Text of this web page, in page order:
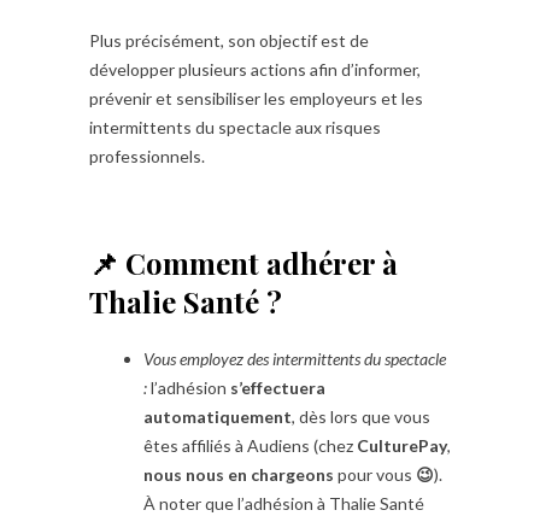
Plus précisément, son objectif est de
développer plusieurs actions afin d’informer,
prévenir et sensibiliser les employeurs et les
intermittents du spectacle aux risques
professionnels.
📌 Comment adhérer à
Thalie Santé ?
Vous employez des intermittents du spectacle
:l’adhésion s’effectuera
automatiquement, dès lors que vous
êtes affiliés à Audiens (chez CulturePay,
nous nous en chargeons pour vous 😉).
À noter que l’adhésion à Thalie Santé